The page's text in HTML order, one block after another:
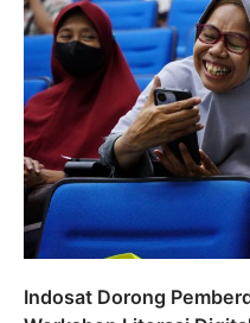
Indosat Dorong